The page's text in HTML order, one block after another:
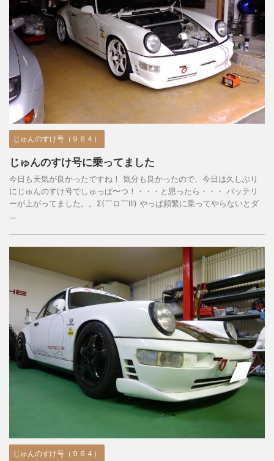
じゅんのすけ号（９６４）
じゅんのすけ号に乗ってました
今日も天気が良かったですね！ 気分も良かったので、今日は久しぶり
にじゅんのすけ号でしゅっぱ〜つ！・・・と思ったら・・・ バッテリ
ーが上がってました。。Σ(￣ロ￣lll) やっぱ頻繁に乗ってやらないとダ
...
じゅんのすけ号（９６４）